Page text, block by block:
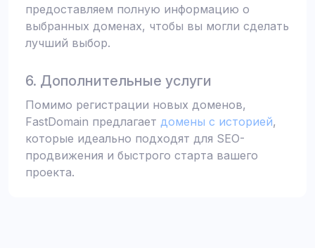
предоставляем полную информацию о
выбранных доменах, чтобы вы могли сделать
лучший выбор.
6. Дополнительные услуги
Помимо регистрации новых доменов,
FastDomain предлагает домены с историей,
которые идеально подходят для SEO-
продвижения и быстрого старта вашего
проекта.